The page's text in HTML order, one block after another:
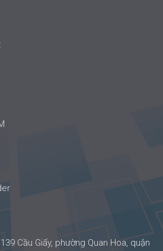
Cầu Giấy, phường Quan Hoa, quận